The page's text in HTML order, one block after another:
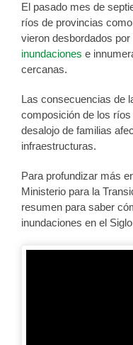
El pasado mes de
ríos de provincias
vieron desbordados
inundaciones e
cercanas.
Las consecuencias de
composición de los
desalojo de familias
infraestructuras.
Para profundizar más
Ministerio para la
resumen para saber
inundaciones en el